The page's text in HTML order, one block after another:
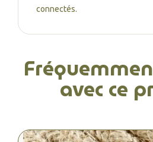
connectés.
avec ce